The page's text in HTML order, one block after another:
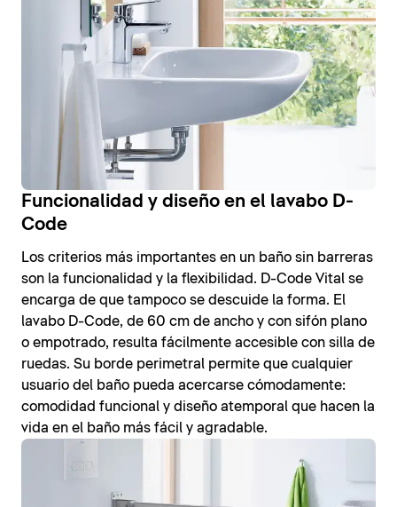
Funcionalidad y diseño en el lavabo D-
Code
Los criterios más importantes en un baño sin barreras
son la funcionalidad y la flexibilidad. D-Code Vital se
encarga de que tampoco se descuide la forma. El
lavabo D-Code, de 60 cm de ancho y con sifón plano
o empotrado, resulta fácilmente accesible con silla de
ruedas. Su borde perimetral permite que cualquier
usuario del baño pueda acercarse cómodamente:
comodidad funcional y diseño atemporal que hacen la
vida en el baño más fácil y agradable.